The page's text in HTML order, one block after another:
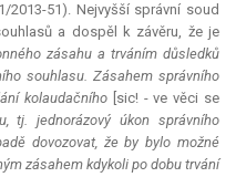
51). Nejvyšší správní soud
a dospěl k závěru, že je
zásahu a trváním důsledků
souhlasu. Zásahem správního
kolaudačního [sic! - ve věci se
tj. jednorázový úkon správního
dovozovat, že by bylo možné
zásahem kdykoli po dobu trvání